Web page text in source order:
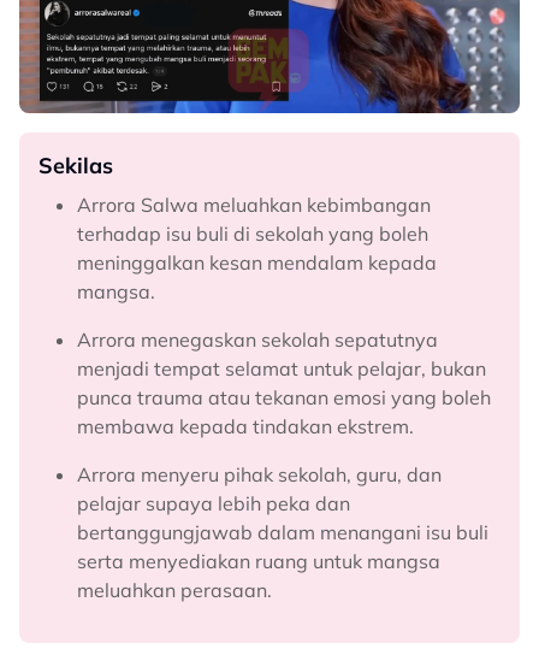
Sekilas
Arrora Salwa meluahkan kebimbangan
terhadap isu buli di sekolah yang boleh
meninggalkan kesan mendalam kepada
mangsa.
Arrora menegaskan sekolah sepatutnya
menjadi tempat selamat untuk pelajar, bukan
punca trauma atau tekanan emosi yang boleh
membawa kepada tindakan ekstrem.
Arrora menyeru pihak sekolah, guru, dan
pelajar supaya lebih peka dan
bertanggungjawab dalam menangani isu buli
serta menyediakan ruang untuk mangsa
meluahkan perasaan.